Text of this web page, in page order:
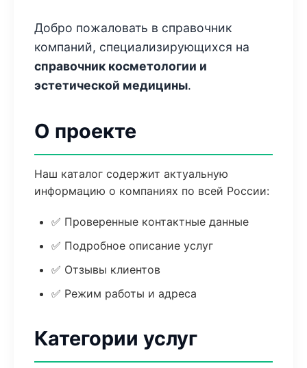
Добро пожаловать в справочник
компаний, специализирующихся на
справочник косметологии и
эстетической медицины.
О проекте
Наш каталог содержит актуальную
информацию о компаниях по всей России:
✅ Проверенные контактные данные
✅ Подробное описание услуг
✅ Отзывы клиентов
✅ Режим работы и адреса
Категории услуг